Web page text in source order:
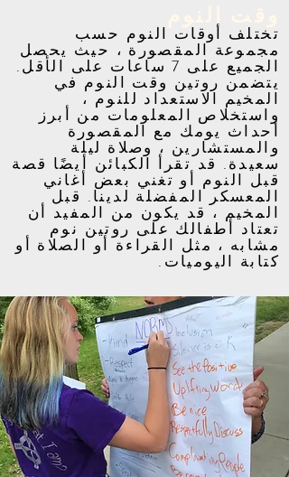
وقت النوم
تختلف أوقات النوم حسب
مجموعة المقصورة ، حيث يحصل
الجميع على 7 ساعات على الأقل.
يتضمن روتين وقت النوم في
المخيم الاستعداد للنوم ،
واستخلاص المعلومات من أبرز
أحداث يومك مع المقصورة
والمستشارين ، وصلاة ليلة
سعيدة. قد تقرأ الكبائن أيضًا قصة
قبل النوم أو تغني بعض أغاني
المعسكر المفضلة لدينا. قبل
المخيم ، قد يكون من المفيد أن
تعتاد أطفالك على روتين نوم
مشابه ، مثل القراءة أو الصلاة أو
كتابة اليوميات.